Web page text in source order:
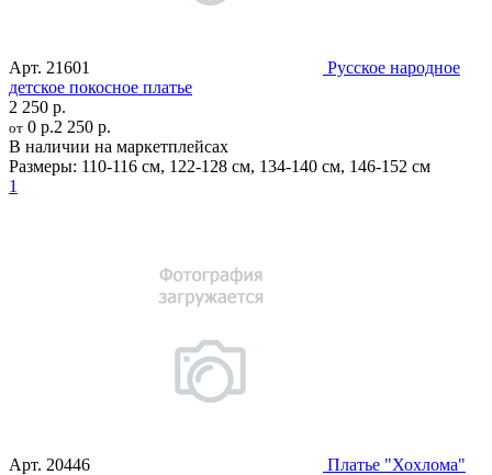
Арт. 21601
Русское народное
детское покосное платье
2 250 р.
от 0 р.2 250 р.
В наличии на маркетплейсах
Размеры: 110-116 см, 122-128 см, 134-140 см, 146-152 см
1
Арт. 20446
Платье "Хохлома"